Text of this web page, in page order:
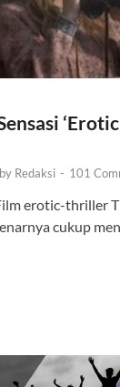
by Redaksi - 101
erotic-thriller
cukup